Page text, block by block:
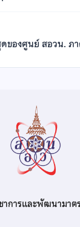
ของศูนย์ สอวน. ภ
าการและพัฒนามาต